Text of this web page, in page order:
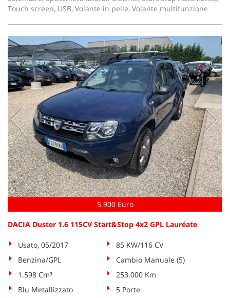
Touch screen, USB, Volante in pelle, Volante multifunzione
5.900 Euro
DACIA Duster 1.6 115CV Start&Stop 4x2 GPL Lauréate
Usato, 05/2017
85 KW/116 CV
Benzina/GPL
Cambio Manuale (5)
1.598 Cm³
253.000 Km
Blu Metallizzato
5 Porte